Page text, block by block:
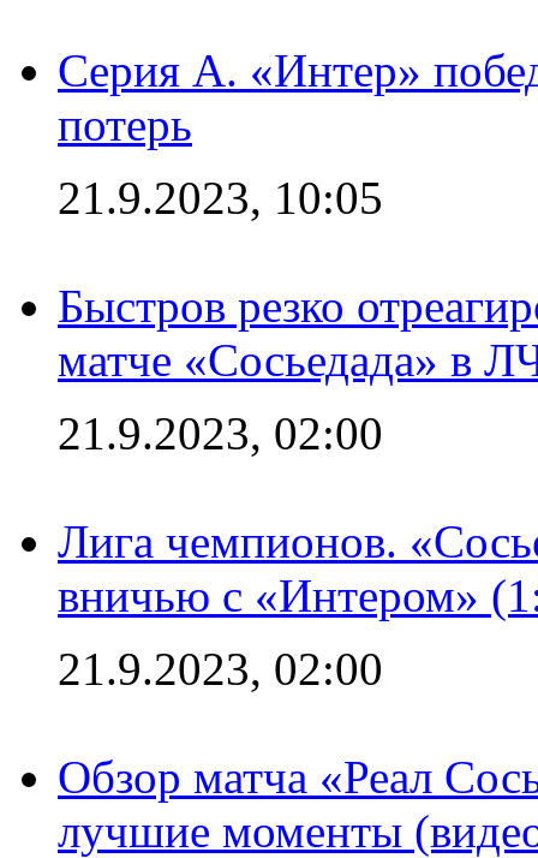
Серия А. «Интер»
потерь
21.9.2023, 10:05
Быстров резко
матче «Сосьедада» в
21.9.2023, 02:00
Лига чемпионов.
вничью с «Интером»
21.9.2023, 02:00
Обзор матча «Реал
лучшие моменты